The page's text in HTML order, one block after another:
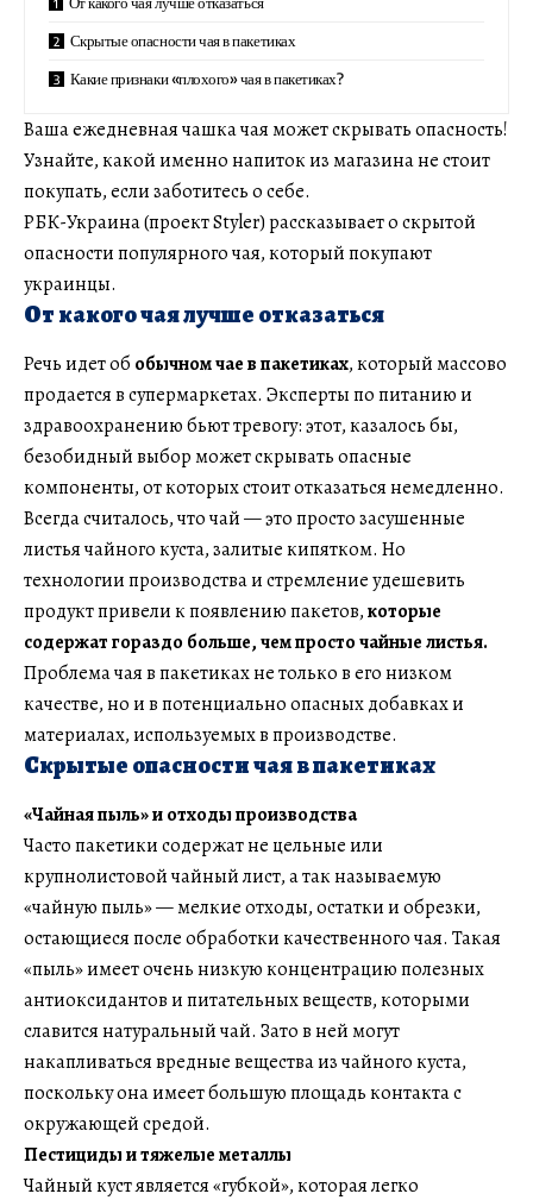
Скрытые опасности чая в пакетиках
Какие признаки «плохого» чая в пакетиках?
Ваша ежедневная чашка чая может скрывать опасность!
Узнайте, какой именно напиток из магазина не стоит
покупать, если заботитесь о себе.
РБК-Украина (проект Styler) рассказывает о скрытой
опасности популярного чая, который покупают
украинцы.
От какого чая лучше отказаться
Речь идет об обычном чае в пакетиках, который массово
продается в супермаркетах. Эксперты по питанию и
здравоохранению бьют тревогу: этот, казалось бы,
безобидный выбор может скрывать опасные
компоненты, от которых стоит отказаться немедленно.
Всегда считалось, что чай — это просто засушенные
листья чайного куста, залитые кипятком. Но
технологии производства и стремление удешевить
продукт привели к появлению пакетов,которые
содержат гораздо больше, чем просто чайные листья.
Проблема чая в пакетиках не только в его низком
качестве, но и в потенциально опасных добавках и
материалах, используемых в производстве.
Скрытые опасности чая в пакетиках
«Чайная пыль» и отходы производства
Часто пакетики содержат не цельные или
крупнолистовой чайный лист, а так называемую
«чайную пыль» — мелкие отходы, остатки и обрезки,
остающиеся после обработки качественного чая. Такая
«пыль» имеет очень низкую концентрацию полезных
антиоксидантов и питательных веществ, которыми
славится натуральный чай. Зато в ней могут
накапливаться вредные вещества из чайного куста,
поскольку она имеет большую площадь контакта с
окружающей средой.
Пестициды и тяжелые металлы
Чайный куст является «губкой», которая легко